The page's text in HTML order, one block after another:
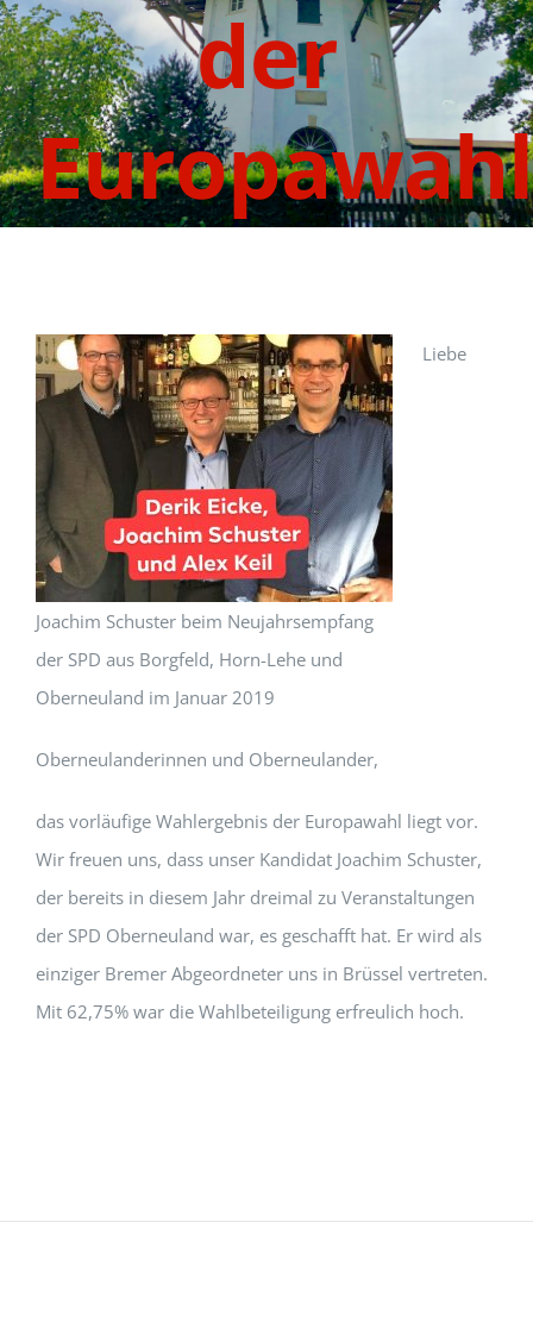
der
Europawahl
Joachim Schuster beim Neujahrsempfang
der SPD aus Borgfeld, Horn-Lehe und
Oberneuland im Januar 2019
Liebe
Oberneulanderinnen und Oberneulander,
das vorläufige Wahlergebnis der Europawahl liegt vor.
Wir freuen uns, dass unser Kandidat Joachim Schuster,
der bereits in diesem Jahr dreimal zu Veranstaltungen
der SPD Oberneuland war, es geschafft hat. Er wird als
einziger Bremer Abgeordneter uns in Brüssel vertreten.
Mit 62,75% war die Wahlbeteiligung erfreulich hoch.